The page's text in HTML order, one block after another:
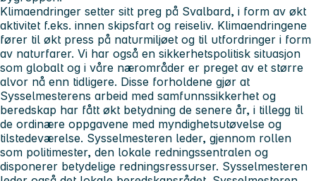
Klimaendringer setter sitt preg på Svalbard, i form av økt
aktivitet f.eks. innen skipsfart og reiseliv. Klimaendringene
fører til økt press på naturmiljøet og til utfordringer i form
av naturfarer. Vi har også en sikkerhetspolitisk situasjon
som globalt og i våre nærområder er preget av et større
alvor nå enn tidligere. Disse forholdene gjør at
Sysselmesterens arbeid med samfunnssikkerhet og
beredskap har fått økt betydning de senere år, i tillegg til
de ordinære oppgavene med myndighetsutøvelse og
tilstedeværelse. Sysselmesteren leder, gjennom rollen
som politimester, den lokale redningssentralen og
disponerer betydelige redningsressurser. Sysselmesteren